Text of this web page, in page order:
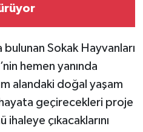
bulunan Sokak Hayvanları
hemen yanında
alandaki doğal yaşam
geçirecekleri proje
çıkacaklarını